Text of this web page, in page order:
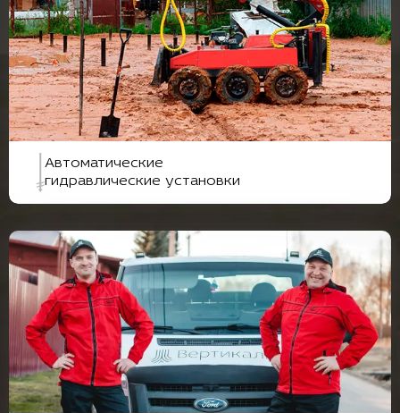
Автоматические
гидравлические установки